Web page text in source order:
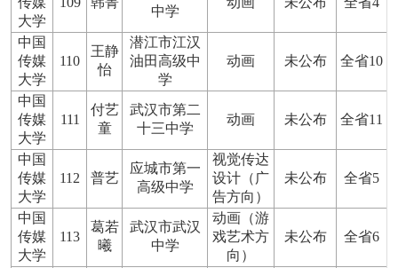
大学
中学
中国
传媒
大学
110
王静
怡
潜江市江汉
油田高级中
学
动画 未公布 全省10
中国
传媒
大学
111
付艺
童
武汉市第二
十三中学
动画 未公布 全省11
中国
传媒
大学
112 普艺
应城市第一
高级中学
视觉传达
设计（广
告方向）
未公布 全省5
中国
传媒
大学
113
葛若
曦
武汉市武汉
中学
动画（游
戏艺术方
向）
未公布 全省6